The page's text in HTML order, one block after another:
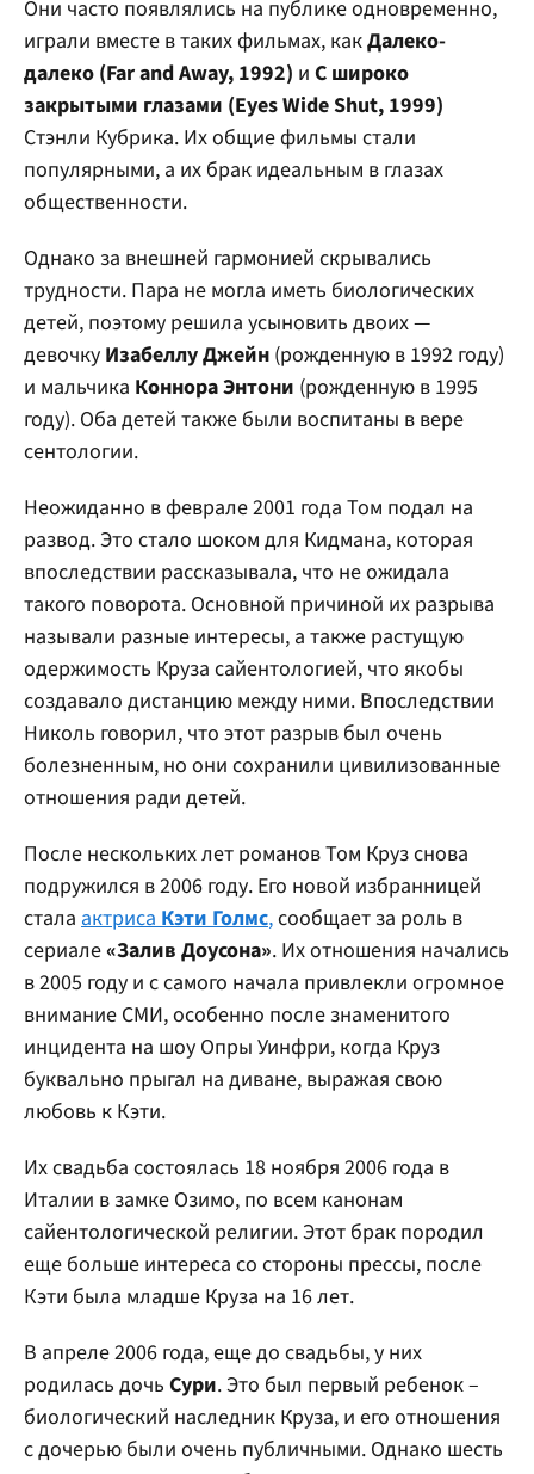
Они часто появлялись на публике одновременно,
играли вместе в таких фильмах, какДалеко-
далеко (Far and Away, 1992) и С широко
закрытыми глазами (Eyes Wide Shut, 1999)
Стэнли Кубрика. Их общие фильмы стали
популярными, а их брак идеальным в глазах
общественности.
Однако за внешней гармонией скрывались
трудности. Пара не могла иметь биологических
детей, поэтому решила усыновить двоих —
девочку Изабеллу Джейн (рожденную в 1992 году)
и мальчика Коннора Энтони (рожденную в 1995
году). Оба детей также были воспитаны в вере
сентологии.
Неожиданно в феврале 2001 года Том подал на
развод. Это стало шоком для Кидмана, которая
впоследствии рассказывала, что не ожидала
такого поворота. Основной причиной их разрыва
называли разные интересы, а также растущую
одержимость Круза сайентологией, что якобы
создавало дистанцию ​​между ними. Впоследствии
Николь говорил, что этот разрыв был очень
болезненным, но они сохранили цивилизованные
отношения ради детей.
После нескольких лет романов Том Круз снова
подружился в 2006 году. Его новой избранницей
стала актрисаКэти Голмс,сообщает за роль в
сериале«Залив Доусона». Их отношения начались
в 2005 году и с самого начала привлекли огромное
внимание СМИ, особенно после знаменитого
инцидента на шоу Опры Уинфри, когда Круз
буквально прыгал на диване, выражая свою
любовь к Кэти.
Их свадьба состоялась 18 ноября 2006 года в
Италии в замке Озимо, по всем канонам
сайентологической религии. Этот брак породил
еще больше интереса со стороны прессы, после
Кэти была младше Круза на 16 лет.
В апреле 2006 года, еще до свадьбы, у них
родилась дочь Сури. Это был первый ребенок –
биологический наследник Круза, и его отношения
с дочерью были очень публичными. Однако шесть